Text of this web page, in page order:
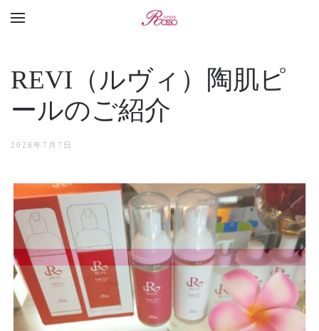
REVI（ルヴィ）陶肌ピ
ールのご紹介
2026年7月7日